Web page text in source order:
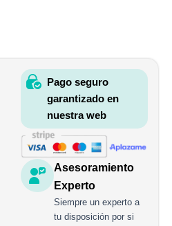
Asesoramiento
Experto
Siempre un experto a
tu disposición por si
Pago seguro
garantizado en
nuestra web